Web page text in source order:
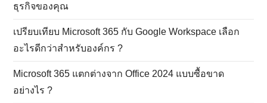
ธุรกิจของคุณ
เปรียบเทียบ Microsoft 365 กับ Google Workspace เลือก
อะไรดีกว่าสำหรับองค์กร ?
Microsoft 365 แตกต่างจาก Office 2024 แบบซื้อขาด
อย่างไร ?